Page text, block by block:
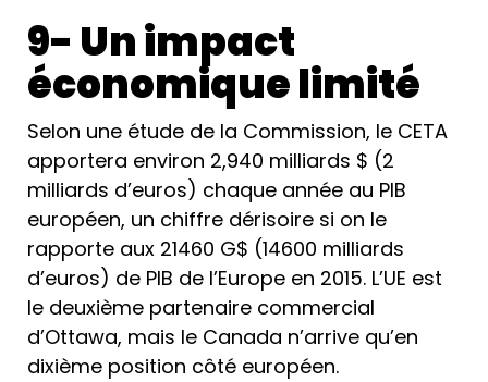
9- Un impact
économique limité
Selon une étude de la Commission, le CETA
apportera environ 2,940 milliards $ (2
milliards d’euros) chaque année au PIB
européen, un chiffre dérisoire si on le
rapporte aux 21460 G$ (14600 milliards
d’euros) de PIB de l’Europe en 2015. L’UE est
le deuxième partenaire commercial
d’Ottawa, mais le Canada n’arrive qu’en
dixième position côté européen.